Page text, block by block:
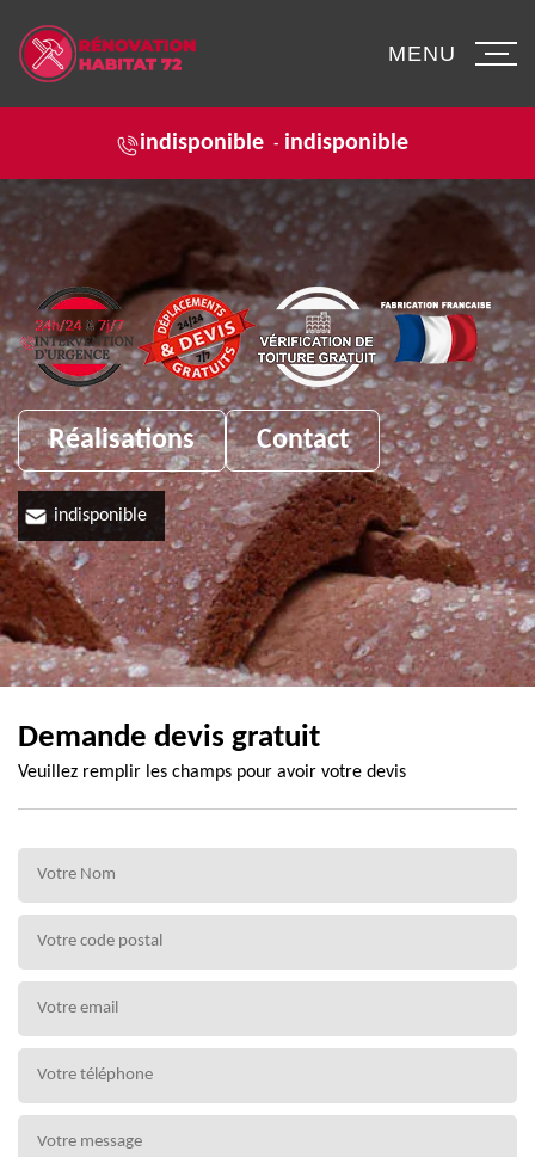
indisponible - indisponible
MENU
Réalisations Contact
indisponible
Demande devis gratuit
Veuillez remplir les champs pour avoir votre devis